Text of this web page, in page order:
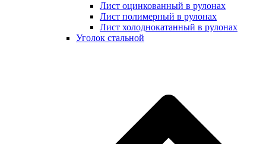
Лист оцинкованный в рулонах
Лист полимерный в рулонах
Лист холоднокатанный в рулонах
Уголок стальной